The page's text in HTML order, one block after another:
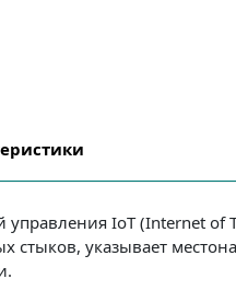
управления IoT (Internet
стыков, указывает